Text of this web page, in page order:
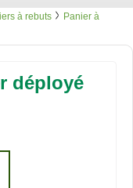
à rebuts
Panier à
déployé